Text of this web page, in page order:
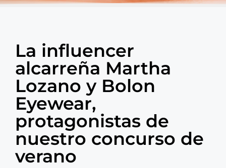
La influencer
alcarreña Martha
Lozano y Bolon
Eyewear,
protagonistas de
nuestro concurso de
verano